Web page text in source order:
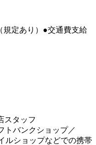
定あり）●交通費支給
スタッフ
トバンクショップ／
ルショップなどでの携帯